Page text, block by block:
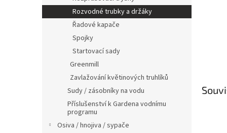
Rozvodné trubky a držáky
Řadové kapače
Spojky
Startovací sady
Greenmill
Zavlažování květinových truhlíků
Sudy / zásobníky na vodu
Příslušenství k Gardena vodnímu
programu
Osiva / hnojiva / sypače